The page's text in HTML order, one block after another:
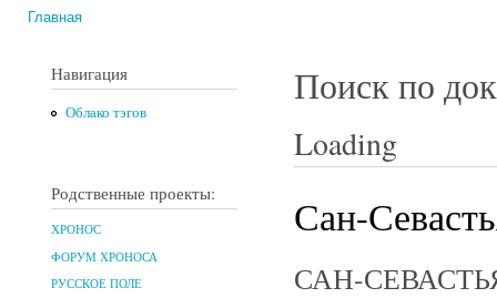
Главная
Навигация
Облако тэгов
Родственные проекты:
ХРОНОС
ФОРУМ ХРОНОСА
РУССКОЕ ПОЛЕ
Поиск по
Loading
Сан-
САН-